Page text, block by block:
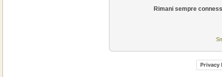
Rimani sempre
Privacy